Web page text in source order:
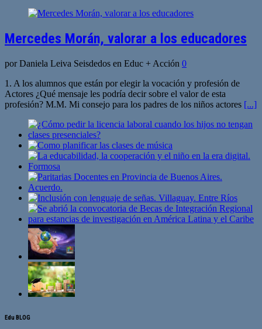
Mercedes Morán, valorar a los educadores
por Daniela Leiva Seisdedos en Educ + Acción 0
1. A los alumnos que están por elegir la vocación y profesión de
Actores ¿Qué mensaje les podría decir sobre el valor de esta
profesión? M.M. Mi consejo para los padres de los niños actores [...]
Edu BLOG